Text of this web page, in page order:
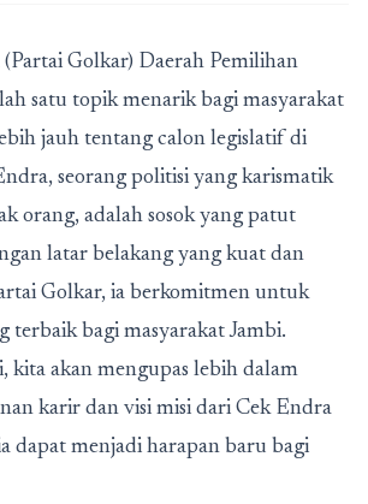
Golkar) Daerah Pemilihan
satu topik menarik bagi masyarakat
jauh tentang calon legislatif di
seorang politisi yang karismatik
orang, adalah sosok yang patut
latar belakang yang kuat dan
Golkar, ia berkomitmen untuk
terbaik bagi masyarakat Jambi.
kita akan mengupas lebih dalam
karir dan visi misi dari Cek Endra
dapat menjadi harapan baru bagi